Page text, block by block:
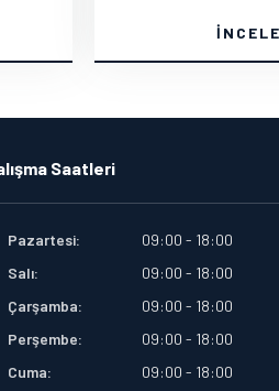
İNCELE
Saatleri
Pazartesi:
09:00 - 18:00
Salı:
09:00 - 18:00
Çarşamba:
09:00 - 18:00
Perşembe:
09:00 - 18:00
Cuma:
09:00 - 18:00